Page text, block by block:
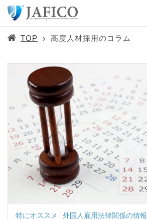
TOP 高度人材採用のコラム
特にオススメ
外国人雇用法律関係の情報